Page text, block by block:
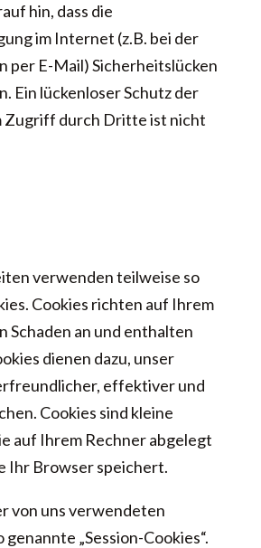
hin, dass die
im Internet (z.B. bei der
per E-Mail) Sicherheitslücken
Ein lückenloser Schutz der
Zugriff durch Dritte ist nicht
verwenden teilweise so
Cookies richten auf Ihrem
Schaden an und enthalten
dienen dazu, unser
effektiver und
Cookies sind kleine
auf Ihrem Rechner abgelegt
Ihr Browser speichert.
von uns verwendeten
genannte „Session-Cookies“.